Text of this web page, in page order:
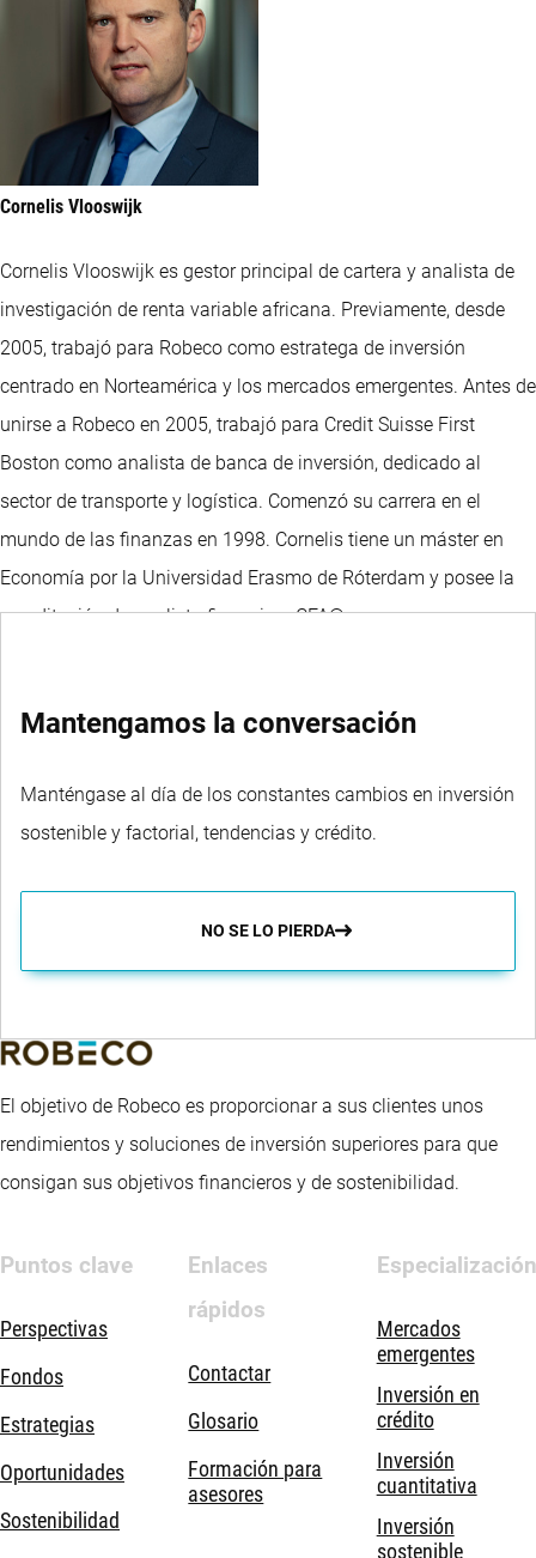
Cornelis Vlooswijk
Cornelis Vlooswijk es gestor principal de cartera y analista de
investigación de renta variable africana. Previamente, desde
2005, trabajó para Robeco como estratega de inversión
centrado en Norteamérica y los mercados emergentes. Antes de
unirse a Robeco en 2005, trabajó para Credit Suisse First
Boston como analista de banca de inversión, dedicado al
sector de transporte y logística. Comenzó su carrera en el
mundo de las finanzas en 1998. Cornelis tiene un máster en
Economía por la Universidad Erasmo de Róterdam y posee la
acreditación de analista financiero CFA®.
Mantengamos la conversación
Manténgase al día de los constantes cambios en inversión
sostenible y factorial, tendencias y crédito.
NO SE LO PIERDA
El objetivo de Robeco es proporcionar a sus clientes unos
rendimientos y soluciones de inversión superiores para que
consigan sus objetivos financieros y de sostenibilidad.
Puntos clave
Perspectivas
Fondos
Estrategias
Oportunidades
Sostenibilidad
Enlaces
rápidos
Contactar
Glosario
Formación para
asesores
Especialización
Mercados
emergentes
Inversión en
crédito
Inversión
cuantitativa
Inversión
sostenible